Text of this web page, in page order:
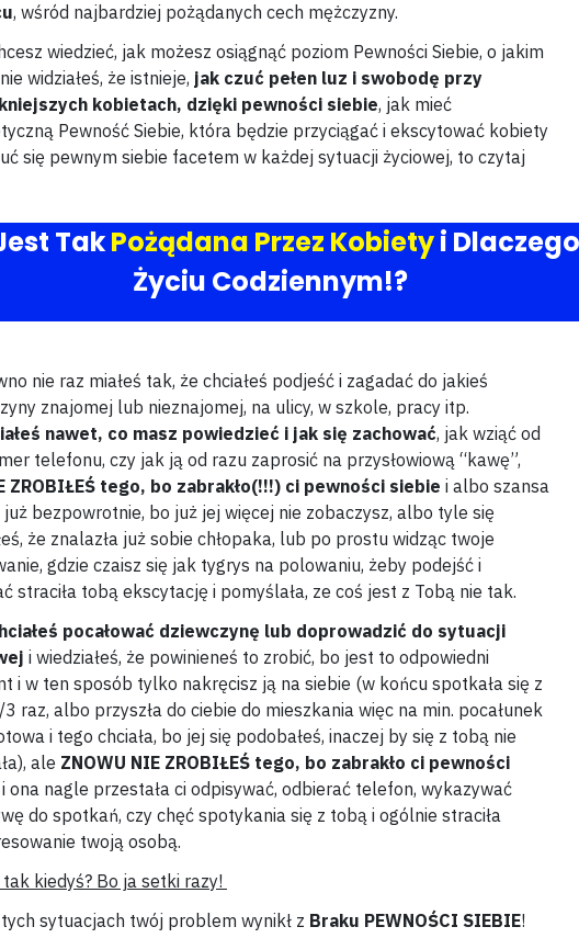
, wśród najbardziej pożądanych cech mężczyzny.
wiedzieć, jak możesz osiągnąć poziom Pewności Siebie, o jakim
widziałeś, że istnieje, jak czuć pełen luz i swobodę przy
kobietach, dzięki pewności siebie, jak mieć
Pewność Siebie, która będzie przyciągać i ekscytować kobiety
się pewnym siebie facetem w każdej sytuacji życiowej, to czytaj
TakPożądana Przez Kobietyi
Życiu Codziennym!?
nie raz miałeś tak, że chciałeś podjeść i zagadać do jakieś
znajomej lub nieznajomej, na ulicy, w szkole, pracy itp.
nawet, co masz powiedzieć i jak się zachować, jak wziąć od
telefonu, czy jak ją od razu zaprosić na przysłowiową “kawę”,
ZROBIŁEŚ tego, bo zabrakło(!!!) ci pewności siebie i albo szansa
już bezpowrotnie, bo już jej więcej nie zobaczysz, albo tyle się
że znalazła już sobie chłopaka, lub po prostu widząc twoje
gdzie czaisz się jak tygrys na polowaniu, żeby podejść i
straciła tobą ekscytację i pomyślała, ze coś jest z Tobą nie tak.
pocałować dziewczynę lub doprowadzić do sytuacji
i wiedziałeś, że powinieneś to zrobić, bo jest to odpowiedni
i w ten sposób tylko nakręcisz ją na siebie (w końcu spotkała się z
3 raz, albo przyszła do ciebie do mieszkania więc na min. pocałunek
i tego chciała, bo jej się podobałeś, inaczej by się z tobą nie
ale ZNOWU NIE ZROBIŁEŚ tego, bo zabrakło ci pewności
i ona nagle przestała ci odpisywać, odbierać telefon, wykazywać
do spotkań, czy chęć spotykania się z tobą i ogólnie straciła
twoją osobą.
tak kiedyś? Bo ja setki razy!
sytuacjach twój problem wynikł z Braku PEWNOŚCI SIEBIE!